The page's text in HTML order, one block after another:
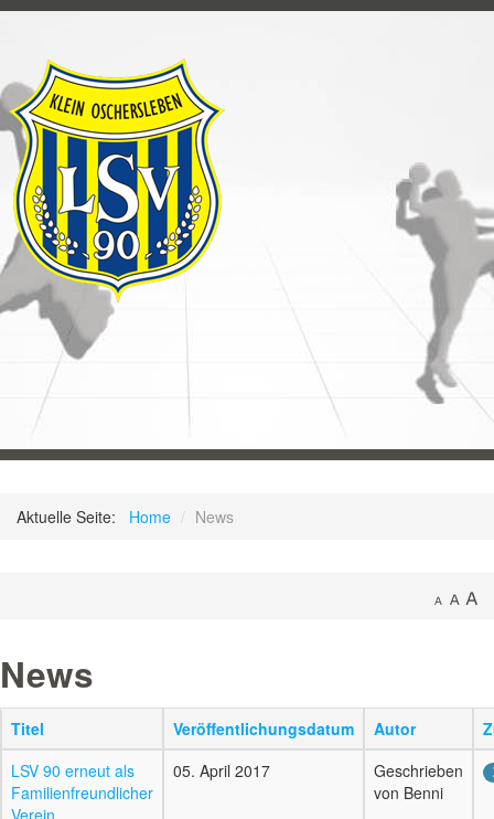
Aktuelle Seite: Home / News
News
Titel Veröffentlichungsdatum Autor
LSV 90 erneut als
Familienfreundlicher
Verein
05. April 2017
Geschrieben
von Benni